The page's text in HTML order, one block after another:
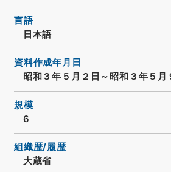
言語
日本語
資料作成年月日
昭和３年５月２日～昭和３年５月
規模
6
組織歴/履歴
大蔵省